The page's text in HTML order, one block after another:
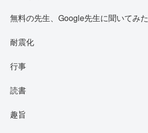
無料の先生、Google先生に聞いてみた
耐震化
行事
読書
趣旨